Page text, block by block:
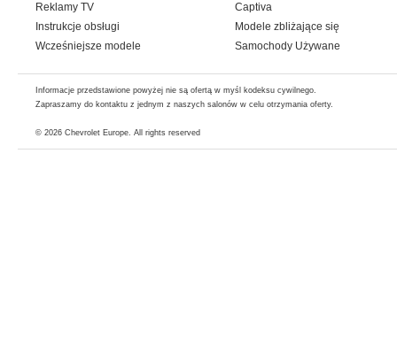
Reklamy TV
Instrukcje obsługi
Wcześniejsze modele
Captiva
Modele zbliżające się
Samochody Używane
Informacje przedstawione powyżej nie są ofertą w myśl kodeksu cywilnego.
Zapraszamy do kontaktu z jednym z naszych salonów w celu otrzymania oferty.
© 2026 Chevrolet Europe. All rights reserved